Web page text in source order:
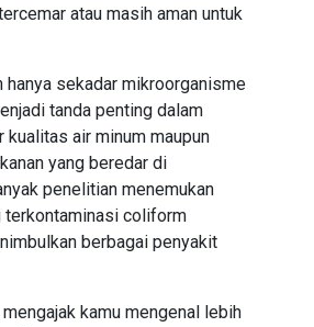
atau masih aman untuk
hanya sekadar mikroorganisme
tanda penting dalam
kualitas air minum maupun
yang beredar di
penelitian menemukan
terkontaminasi coliform
berbagai penyakit
kamu mengenal lebih